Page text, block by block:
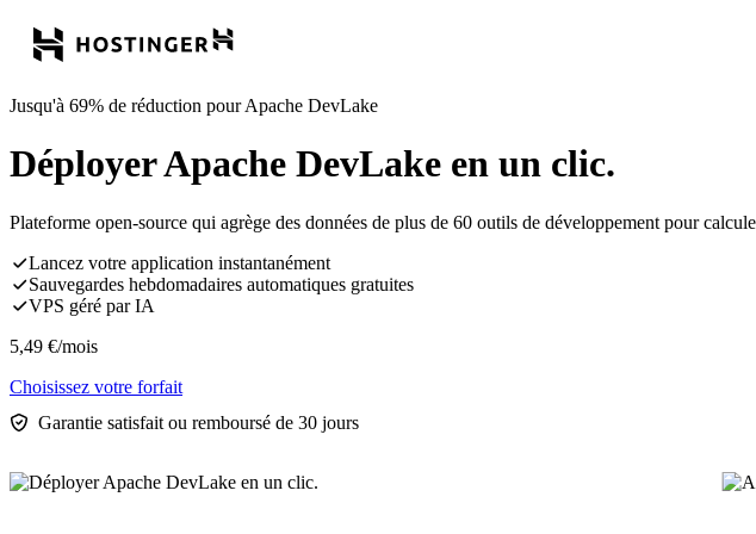
Jusqu'à 69% de réduction pour Apache DevLake
Déployer Apache DevLake en un clic.
Plateforme open-source qui agrège des données de plus de 60 outils de développement pour
Lancez votre application instantanément
Sauvegardes hebdomadaires automatiques gratuites
VPS géré par IA
5,49 €/mois
Choisissez votre forfait
Garantie satisfait ou remboursé de 30 jours